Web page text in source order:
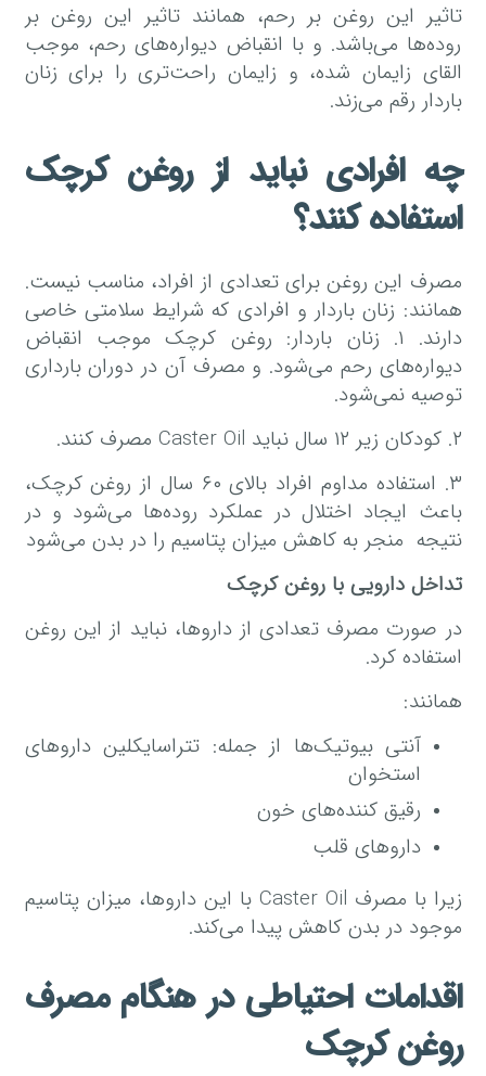
تاثیر این روغن بر رحم، همانند تاثیر این روغن بر
روده‌ها می‌باشد. و با انقباض دیواره‌های رحم، موجب
القای زایمان شده، و زایمان راحت‌تری را برای زنان
باردار رقم می‌زند.
چه افرادی نباید از روغن کرچک
استفاده کنند؟
مصرف این روغن برای تعدادی از افراد، مناسب نیست.
همانند: زنان باردار و افرادی که شرایط سلامتی خاصی
دارند. ۱. زنان باردار: روغن کرچک موجب انقباض
دیواره‌های رحم می‌شود. و مصرف آن در دوران بارداری
توصیه نمی‌شود.
۲. کودکان زیر ۱۲ سال نباید Caster Oil مصرف کنند.
۳. استفاده مداوم افراد بالای ۶۰ سال از روغن کرچک،
باعث ایجاد اختلال در عملکرد روده‌ها می‌شود و در
نتیجه منجر به کاهش میزان پتاسیم را در بدن می‌شود‌
تداخل دارویی با روغن کرچک
در صورت مصرف تعدادی از داروها، نباید از این روغن
استفاده کرد.
همانند:
آنتی بیوتیک‌ها از جمله: تتراسایکلین داروهای
استخوان
رقیق کننده‌های خون
داروهای قلب
زیرا با مصرف Caster Oil با این داروها، میزان پتاسیم
موجود در بدن کاهش پیدا می‌کند.
اقدامات احتیاطی در هنگام مصرف
روغن کرچک